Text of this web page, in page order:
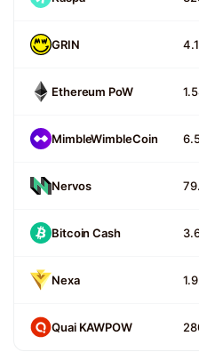
GRIN
Ethereum PoW
MimbleWimbleCoin
Nervos
Bitcoin Cash
Nexa
Quai KAWPOW